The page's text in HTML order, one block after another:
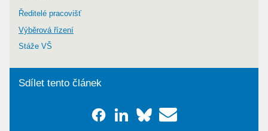
Ředitelé pracovišť
Výběrová řízení
Stáže VŠ
Sdílet tento článek